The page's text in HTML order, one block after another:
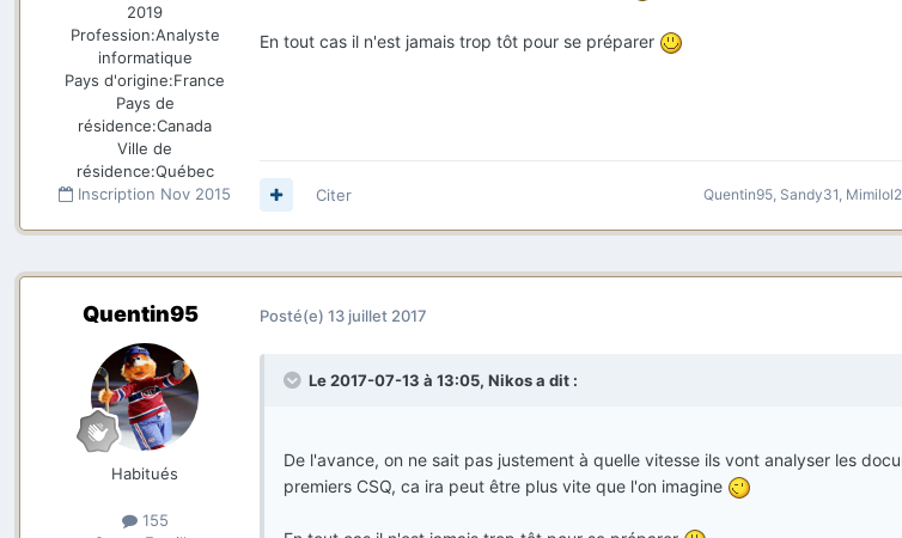
2019
Profession:Analyste
informatique
Pays d'origine:France
Pays de
résidence:Canada
Ville de
résidence:Québec
Inscription Nov 2015
En tout cas il n'est jamais trop tôt pour se préparer
Quentin95, Sandy31,
Citer
Quentin95
Habitués
155
Posté(e) 13 juillet 2017
Le 2017-07-13 à 13:05, Nikosa dit :
De l'avance, on ne sait pas justement à quelle vitesse ils vont analyser les
premiers CSQ, ca ira peut être plus vite que l'on imagine